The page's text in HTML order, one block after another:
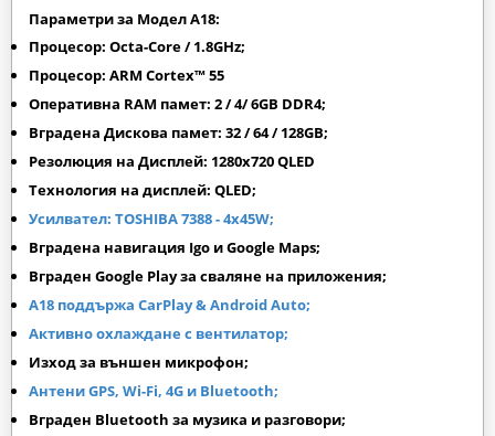
Параметри за Модел A18:
Процесор: Octa-Core / 1.8GHz;
Процесор: ARM Cortex™ 55
Оперативна RAM памет: 2 / 4/ 6GB DDR4;
Вградена Дискова памет: 32 / 64 / 128GB;
Резолюция на Дисплей: 1280х720 QLED
Технология на дисплей: QLED;
Усилвател: TOSHIBA 7388 - 4x45W;
Вградена навигация Igo и Google Maps;
Вграден Google Playза сваляне на приложения;
A18 поддържа CarPlay & Android Auto;
Активно охлаждане с вентилатор;
Изход за външен микрофон;
Антени GPS, Wi-Fi, 4G и Bluetooth;
Вграден Bluetooth за музика и разговори;